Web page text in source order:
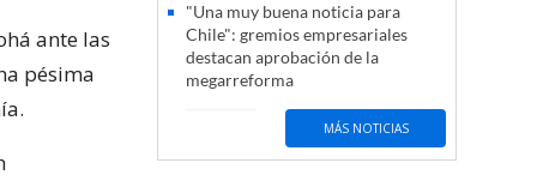
ante las
pésima
"Una muy buena noticia para
Chile": gremios empresariales
destacan aprobación de la
megarreforma
MÁS NOTICIAS